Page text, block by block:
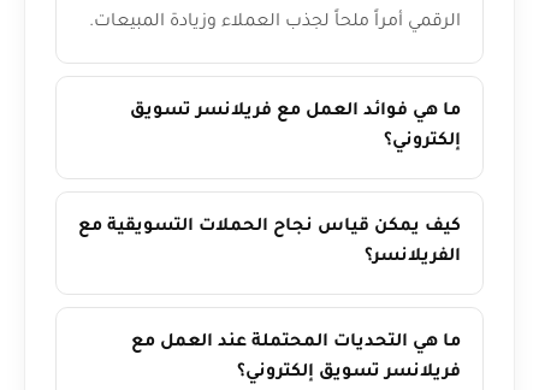
الرقمي أمراً ملحاً لجذب العملاء وزيادة المبيعات.
ما هي فوائد العمل مع فريلانسر تسويق
إلكتروني؟
كيف يمكن قياس نجاح الحملات التسويقية مع
الفريلانسر؟
ما هي التحديات المحتملة عند العمل مع
فريلانسر تسويق إلكتروني؟